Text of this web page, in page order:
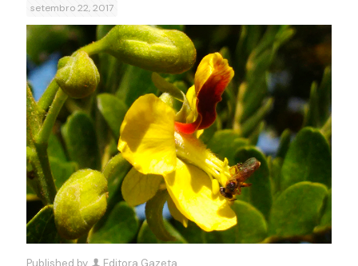
setembro 22, 2017
Published by Editora Gazeta